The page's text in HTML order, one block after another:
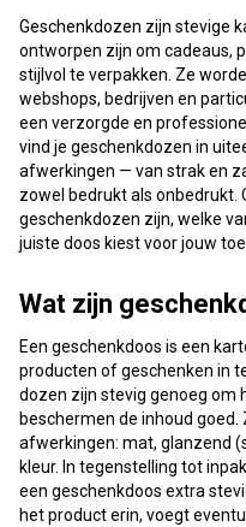
Geschenkdozen zijn stevige
ontworpen zijn om cadeaus,
stijlvol te verpakken. Ze
webshops, bedrijven en
een verzorgde en
vind je geschenkdozen in
afwerkingen — van strak en
zowel bedrukt als onbedrukt.
geschenkdozen zijn, welke
juiste doos kiest voor jouw
Wat zijn
Een geschenkdoos is een
producten of geschenken in
dozen zijn stevig genoeg om
beschermen de inhoud goed.
afwerkingen: mat, glanzend
kleur. In tegenstelling tot
een geschenkdoos extra
het product erin, voegt